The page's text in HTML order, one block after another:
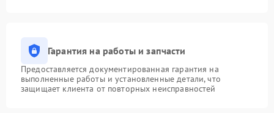
Гарантия на работы и запчасти
Предоставляется документированная гарантия на
выполненные работы и установленные детали, что
защищает клиента от повторных неисправностей